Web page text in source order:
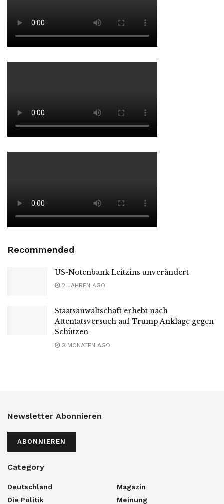
Recommended
US-Notenbank Leitzins unverändert
2 JAHREN AGO
Staatsanwaltschaft erhebt nach
Attentatsversuch auf Trump Anklage gegen
Schützen
3 MONATEN AGO
Newsletter Abonnieren
ABONNIEREN
Category
Deutschland
Die Politik
Magazin
Meinung